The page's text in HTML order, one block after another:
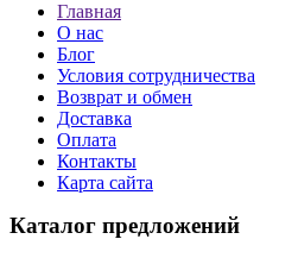
Главная
О нас
Блог
Условия сотрудничества
Возврат и обмен
Доставка
Оплата
Контакты
Карта сайта
Каталог предложений